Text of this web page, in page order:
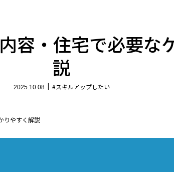
容・住宅で必要な
説
2025.10.08 #スキルアップしたい
りやすく解説